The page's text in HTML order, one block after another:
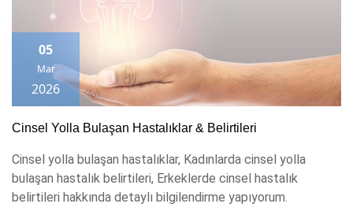
05
Mar
2026
Cinsel Yolla Bulaşan Hastalıklar & Belirtileri
Cinsel yolla bulaşan hastalıklar, Kadınlarda cinsel yolla
bulaşan hastalık belirtileri​, Erkeklerde cinsel hastalık
belirtileri​ hakkında detaylı bilgilendirme yapıyorum.